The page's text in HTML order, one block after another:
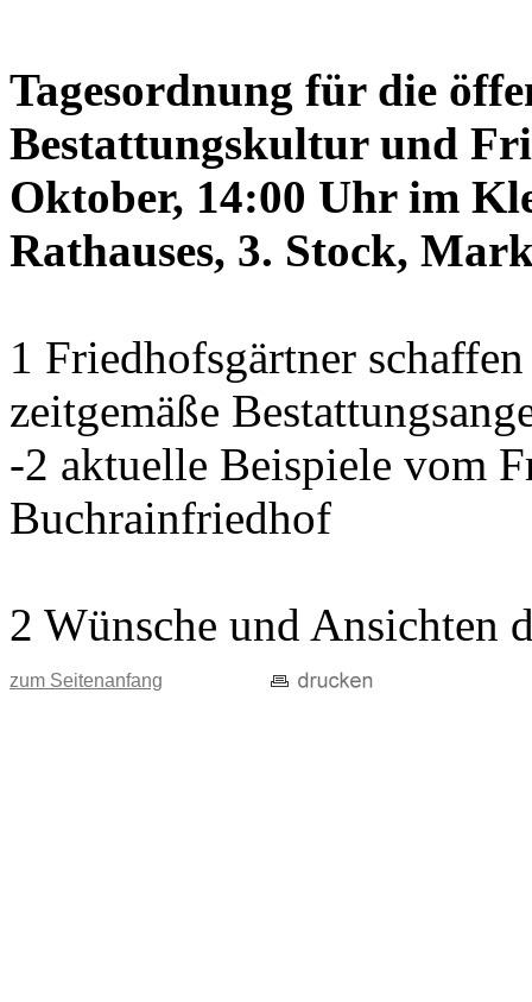
Tagesordnung für die
Bestattungskultur und
Oktober, 14:00 Uhr im
Rathauses, 3. Stock,
1 Friedhofsgärtner
zeitgemäße
-2 aktuelle Beispiele vom
Buchrainfriedhof
2 Wünsche und Ansichten
zum Seitenanfang